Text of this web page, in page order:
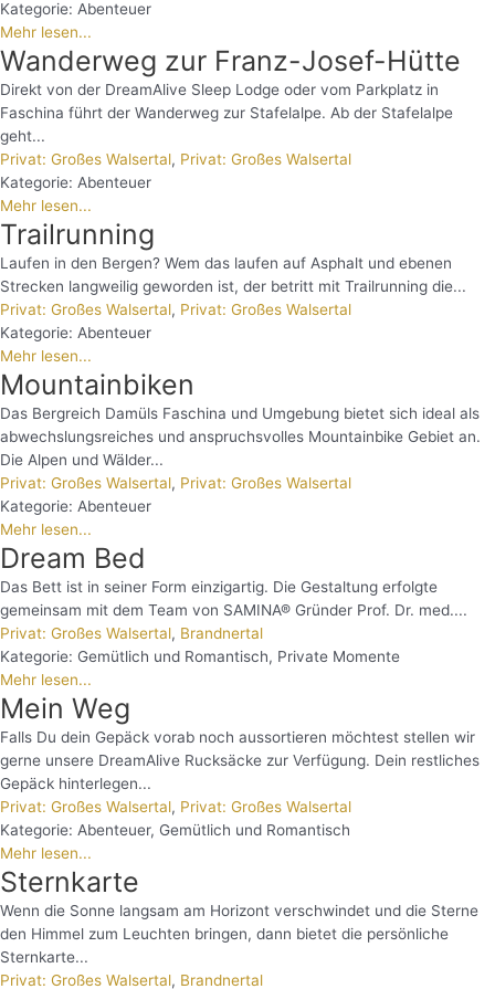
Kategorie: Abenteuer
Mehr lesen...
Wanderweg zur Franz-Josef-Hütte
Direkt von der DreamAlive Sleep Lodge oder vom Parkplatz in
Faschina führt der Wanderweg zur Stafelalpe. Ab der Stafelalpe
geht...
Privat: Großes Walsertal, Privat: Großes Walsertal
Kategorie: Abenteuer
Mehr lesen...
Trailrunning
Laufen in den Bergen? Wem das laufen auf Asphalt und ebenen
Strecken langweilig geworden ist, der betritt mit Trailrunning die...
Privat: Großes Walsertal, Privat: Großes Walsertal
Kategorie: Abenteuer
Mehr lesen...
Mountainbiken
Das Bergreich Damüls Faschina und Umgebung bietet sich ideal als
abwechslungsreiches und anspruchsvolles Mountainbike Gebiet an.
Die Alpen und Wälder...
Privat: Großes Walsertal, Privat: Großes Walsertal
Kategorie: Abenteuer
Mehr lesen...
Dream Bed
Das Bett ist in seiner Form einzigartig. Die Gestaltung erfolgte
gemeinsam mit dem Team von SAMINA® Gründer Prof. Dr. med....
Privat: Großes Walsertal, Brandnertal
Kategorie: Gemütlich und Romantisch, Private Momente
Mehr lesen...
Mein Weg
Falls Du dein Gepäck vorab noch aussortieren möchtest stellen wir
gerne unsere DreamAlive Rucksäcke zur Verfügung. Dein restliches
Gepäck hinterlegen...
Privat: Großes Walsertal, Privat: Großes Walsertal
Kategorie: Abenteuer, Gemütlich und Romantisch
Mehr lesen...
Sternkarte
Wenn die Sonne langsam am Horizont verschwindet und die Sterne
den Himmel zum Leuchten bringen, dann bietet die persönliche
Sternkarte...
Privat: Großes Walsertal, Brandnertal